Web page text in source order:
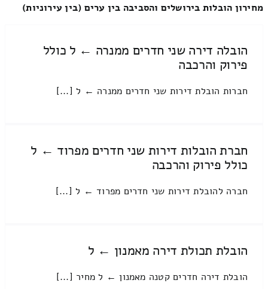
מחירון הובלות בירושלים והסביבה בין ערים (בין עירוניות)
הובלה דירה שני חדרים ממנרה ← ל כולל
פירוק והרכבה
חברות הובלת דירות שני חדרים ממנרה ← ל [...]
חברת הובלות דירות שני חדרים מפרוד ← ל
כולל פירוק והרכבה
חברה להובלת דירות שני חדרים מפרוד ← ל [...]
הובלת תכולת דירה מאמנון ← ל
הובלת דירה חדרים קטנה מאמנון ← ל מחיר [...]